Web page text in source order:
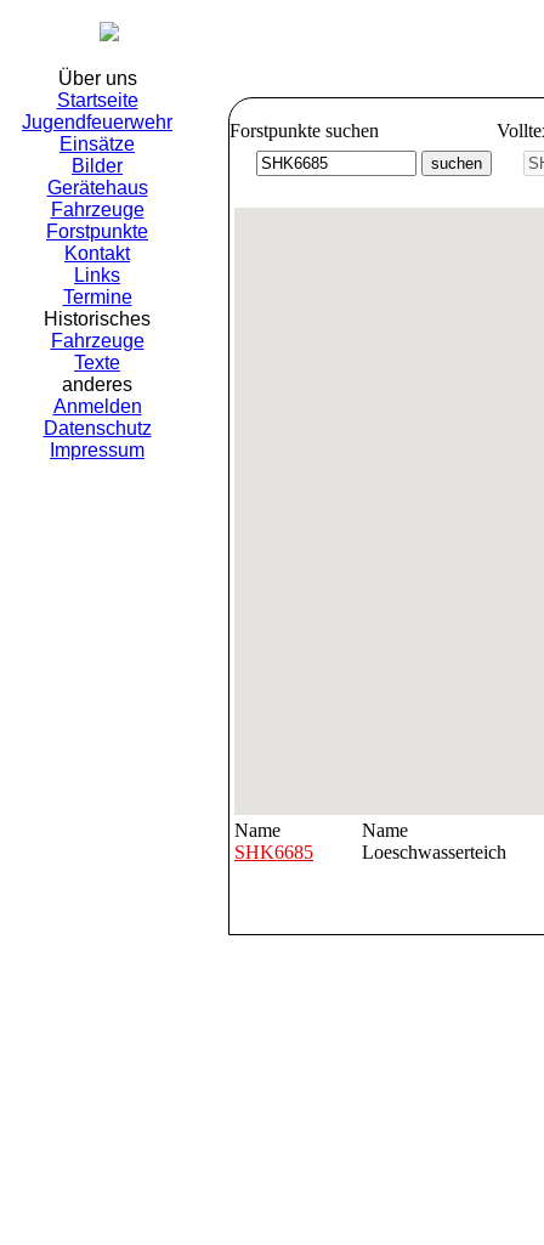
Über uns
Startseite
Jugendfeuerwehr
Einsätze
Bilder
Gerätehaus
Fahrzeuge
Forstpunkte
Kontakt
Links
Termine
Historisches
Fahrzeuge
Texte
anderes
Anmelden
Datenschutz
Impressum
Forstpunkte suchen
Name
Name
SHK6685
Loeschwasserteich